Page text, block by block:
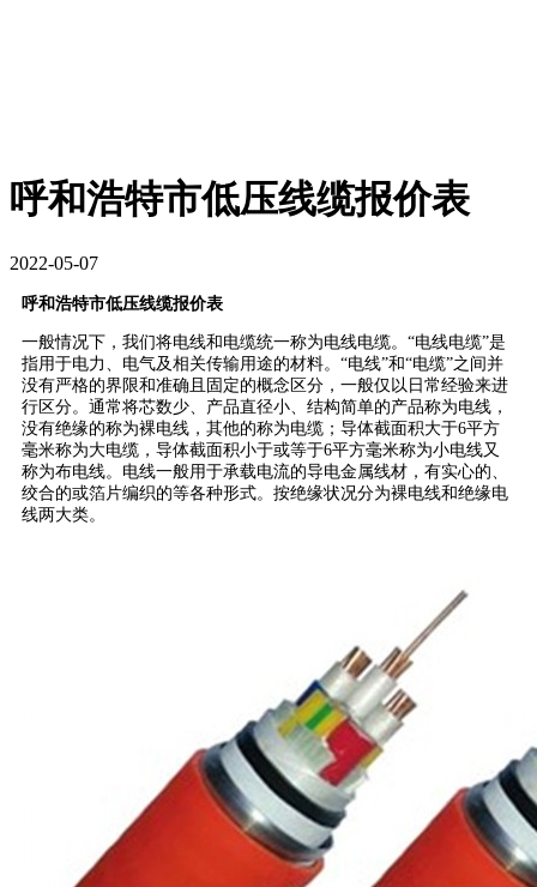
呼和浩特市低压线缆报价表
2022-05-07
呼和浩特市低压线缆报价表
一般情况下，我们将电线和电缆统一称为电线电缆。“电线电缆”是
指用于电力、电气及相关传输用途的材料。“电线”和“电缆”之间并
没有严格的界限和准确且固定的概念区分，一般仅以日常经验来进
行区分。通常将芯数少、产品直径小、结构简单的产品称为电线，
没有绝缘的称为裸电线，其他的称为电缆；导体截面积大于6平方
毫米称为大电缆，导体截面积小于或等于6平方毫米称为小电线又
称为布电线。电线一般用于承载电流的导电金属线材，有实心的、
绞合的或箔片编织的等各种形式。按绝缘状况分为裸电线和绝缘电
线两大类。